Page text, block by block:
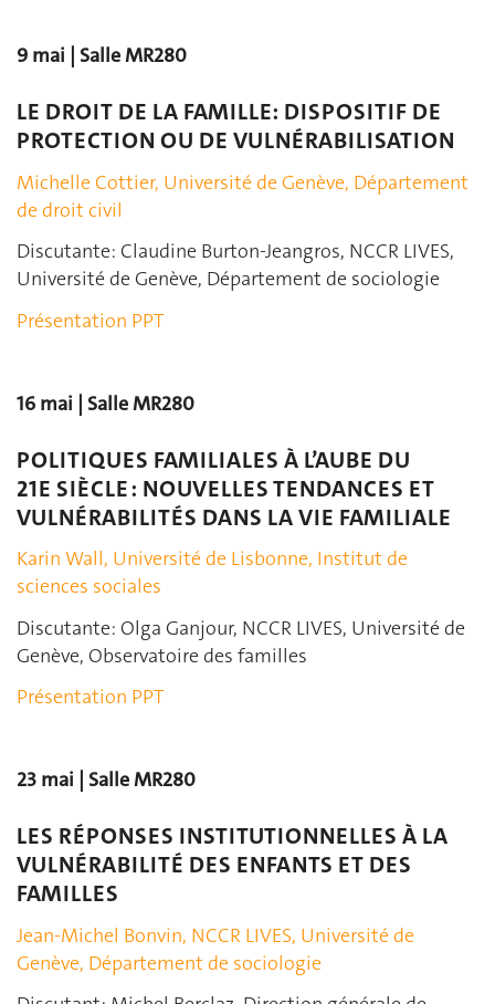
9 mai | Salle MR280
LE DROIT DE LA FAMILLE: DISPOSITIF DE
PROTECTION OU DE VULNÉRABILISATION
Michelle Cottier, Université de Genève, Département
de droit civil
Discutante: Claudine Burton-Jeangros, NCCR LIVES,
Université de Genève, Département de sociologie
Présentation PPT
16 mai | Salle MR280
POLITIQUES FAMILIALES À L’AUBE DU
21E SIÈCLE : NOUVELLES TENDANCES ET
VULNÉRABILITÉS DANS LA VIE FAMILIALE
Karin Wall, Université de Lisbonne, Institut de
sciences sociales
Discutante: Olga Ganjour, NCCR LIVES, Université de
Genève, Observatoire des familles
Présentation PPT
23 mai | Salle MR280
LES RÉPONSES INSTITUTIONNELLES À LA
VULNÉRABILITÉ DES ENFANTS ET DES
FAMILLES
Jean-Michel Bonvin, NCCR LIVES, Université de
Genève, Département de sociologie